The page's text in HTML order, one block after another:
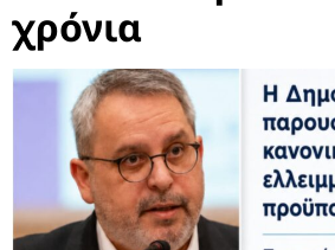
χρόνια